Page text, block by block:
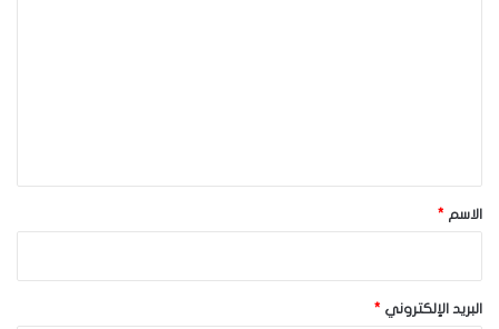
*الاسم *
البريد الإلكتروني *